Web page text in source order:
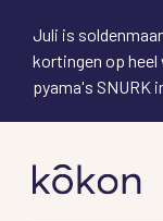
Juli is
kortingen op
pyama's SNURK